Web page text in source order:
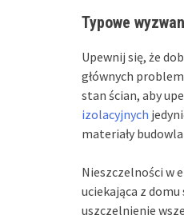
Typowe
Upewnij się, że
głównych
stan ścian, aby
izolacyjnych
materiały
Nieszczelności w
uciekająca z
uszczelnienie